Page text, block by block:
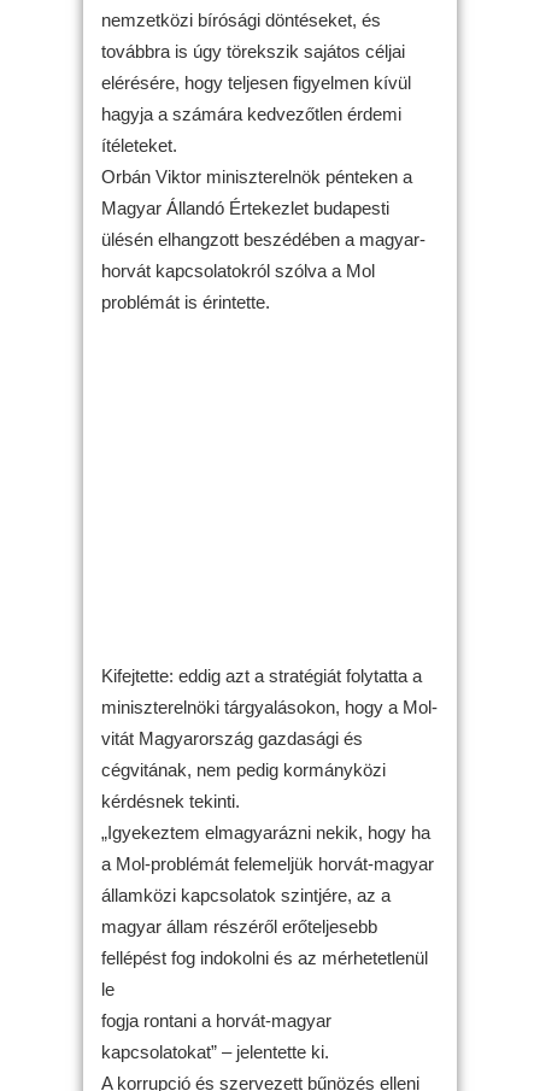
nemzetközi bírósági döntéseket, és
továbbra is úgy törekszik sajátos céljai
elérésére, hogy teljesen figyelmen kívül
hagyja a számára kedvezőtlen érdemi
ítéleteket.
Orbán Viktor miniszterelnök pénteken a
Magyar Állandó Értekezlet budapesti
ülésén elhangzott beszédében a magyar-
horvát kapcsolatokról szólva a Mol
problémát is érintette.
Kifejtette: eddig azt a stratégiát folytatta a
miniszterelnöki tárgyalásokon, hogy a Mol-
vitát Magyarország gazdasági és
cégvitának, nem pedig kormányközi
kérdésnek tekinti.
„Igyekeztem elmagyarázni nekik, hogy ha
a Mol-problémát felemeljük horvát-magyar
államközi kapcsolatok szintjére, az a
magyar állam részéről erőteljesebb
fellépést fog indokolni és az mérhetetlenül
le
fogja rontani a horvát-magyar
kapcsolatokat” – jelentette ki.
A korrupció és szervezett bűnözés elleni